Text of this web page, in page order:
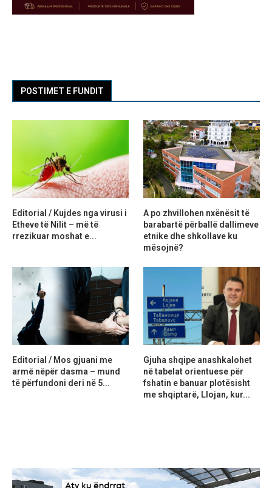
POSTIMET E FUNDIT
Editorial / Kujdes nga virusi i
Etheve të Nilit – më të
rrezikuar moshat e...
A po zhvillohen nxënësit të
barabartë përballë dallimeve
etnike dhe shkollave ku
mësojnë?
Editorial / Mos gjuani me
armë nëpër dasma – mund
të përfundoni deri në 5...
Gjuha shqipe anashkalohet
në tabelat orientuese për
fshatin e banuar plotësisht
me shqiptarë, Llojan, kur...